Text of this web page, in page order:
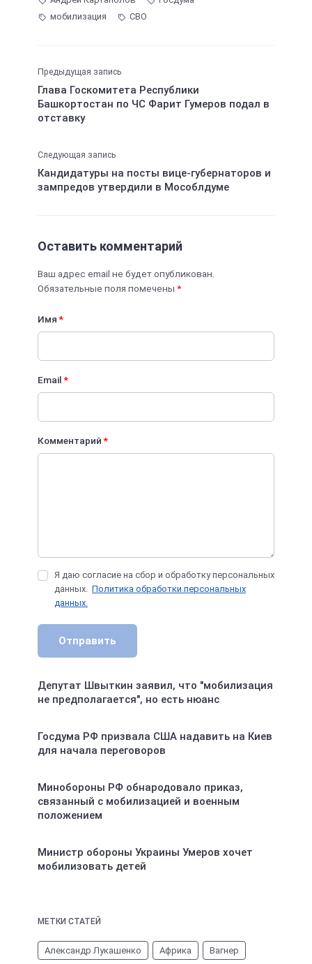
мобилизация
СВО
Предыдущая запись
Глава Госкомитета Республики
Башкортостан по ЧС Фарит Гумеров подал в
отставку
Следующая запись
Кандидатуры на посты вице-губернаторов и
зампредов утвердили в Мособлдуме
Оставить комментарий
Ваш адрес email не будет опубликован.
Обязательные поля помечены *
Имя*
Email*
Комментарий*
Я даю согласие на сбор и обработку персональных
данных. Политика обработки персональных
данных.
Отправить
Депутат Швыткин заявил, что "мобилизация
не предполагается", но есть нюанс
Госдума РФ призвала США надавить на Киев
для начала переговоров
Минобороны РФ обнародовало приказ,
связанный с мобилизацией и военным
положением
Министр обороны Украины Умеров хочет
мобилизовать детей
МЕТКИ СТАТЕЙ
Александр Лукашенко Африка Вагнер